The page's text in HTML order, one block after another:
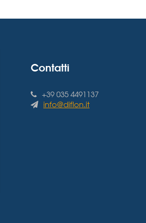
Contatti
+39 035 4491137
info@diflon.it